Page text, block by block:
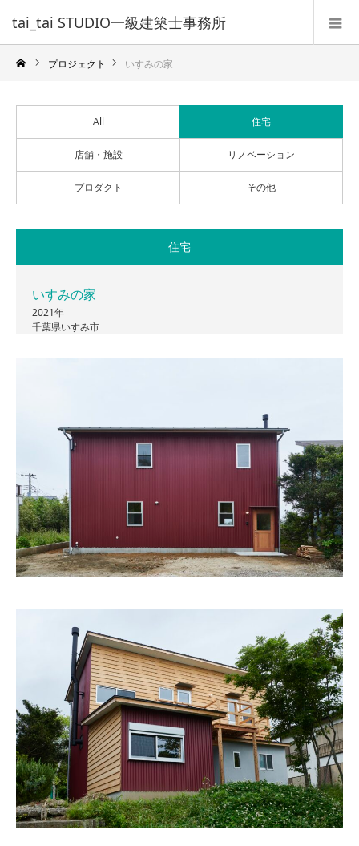
tai_tai STUDIO一級建築士事務所
プロジェクト いすみの家
All 住宅
店舗・施設 リノベーション
プロダクト その他
住宅
いすみの家
2021年
千葉県いすみ市